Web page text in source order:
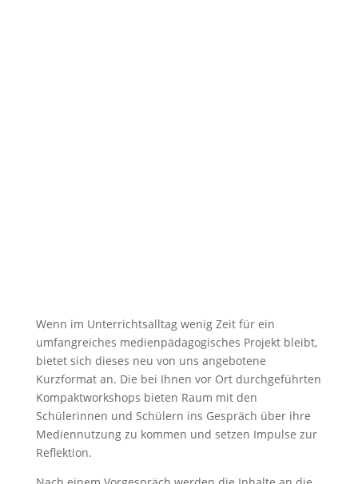
Wenn im Unterrichtsalltag wenig Zeit für ein
umfangreiches medienpädagogisches Projekt bleibt,
bietet sich dieses neu von uns angebotene
Kurzformat an. Die bei Ihnen vor Ort durchgeführten
Kompaktworkshops bieten Raum mit den
Schülerinnen und Schülern ins Gespräch über ihre
Mediennutzung zu kommen und setzen Impulse zur
Reflektion.